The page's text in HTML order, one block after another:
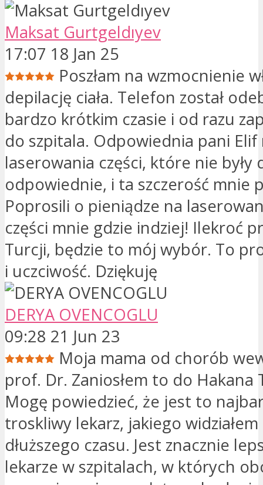
Maksat Gurtgeldıyev
17:07 18 Jan 25
Poszłam na wzmocnienie
depilację ciała. Telefon został
bardzo krótkim czasie i od razu
do szpitala. Odpowiednia pani Elif
laserowania części, które nie były
odpowiednie, i ta szczerość mnie
Poprosili o pieniądze na
części mnie gdzie indziej! Ilekroć
Turcji, będzie to mój wybór. To
i uczciwość. Dziękuję
DERYA OVENCOGLU
09:28 21 Jun 23
Moja mama od chorób
prof. Dr. Zaniosłem to do Hakana
Mogę powiedzieć, że jest to
troskliwy lekarz, jakiego
dłuższego czasu. Jest znacznie
lekarze w szpitalach, w których